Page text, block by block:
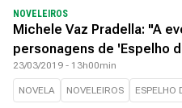
NOVELEIROS
Michele Vaz Pradella: "A
personagens de 'Espelho
23/03/2019 - 13h00min
NOVELA NOVELEIROS ESPELHO